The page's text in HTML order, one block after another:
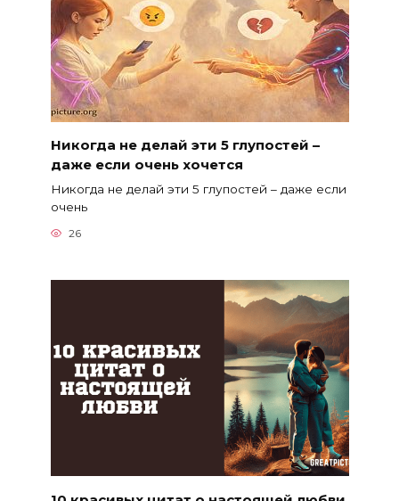
Никогда не делай эти 5 глупостей –
даже если очень хочется
Никогда не делай эти 5 глупостей – даже если
очень
26